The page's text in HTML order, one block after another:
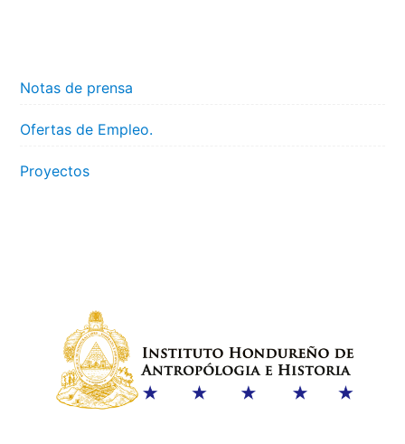
Notas de prensa
Ofertas de Empleo.
Proyectos